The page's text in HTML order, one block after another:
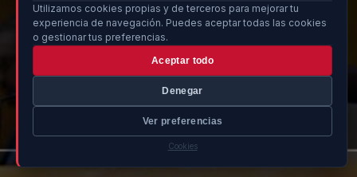
Utilizamos cookies propias y de terceros para mejorar tu
experiencia de navegación. Puedes aceptar todas las cookies
o gestionar tus preferencias.
Aceptar todo
Denegar
Ver preferencias
Cookies